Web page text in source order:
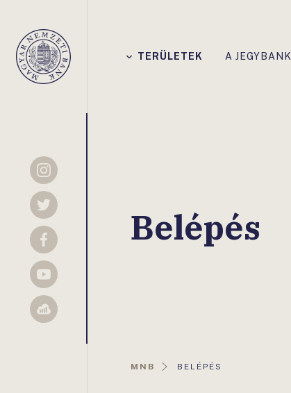
Magyar
Nemzeti
TERÜLETEK A JEGYBANK
Instagram
Twitter
Facebook
YouTube
Sellsy
Belépés
MNB
AKTUÁLIS
BELÉPÉS